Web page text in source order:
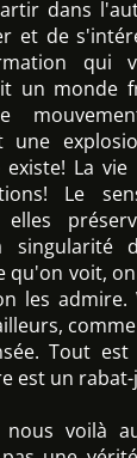
dans
et de
qui
un monde
une
existe! La
Le
elles
singularité
qu'on voit,
les admire.
Tout
est un rabat-
nous voilà